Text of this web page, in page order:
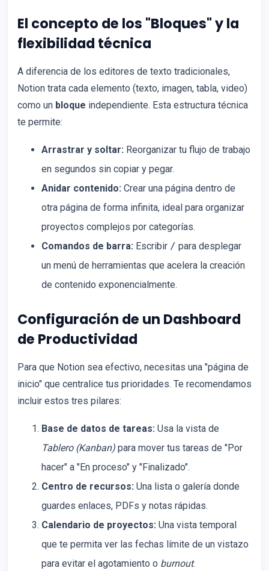
El concepto de los "Bloques" y la
flexibilidad técnica
A diferencia de los editores de texto tradicionales,
Notion trata cada elemento (texto, imagen, tabla, video)
como un bloque independiente. Esta estructura técnica
te permite:
Arrastrar y soltar: Reorganizar tu flujo de trabajo
en segundos sin copiar y pegar.
Anidar contenido: Crear una página dentro de
otra página de forma infinita, ideal para organizar
proyectos complejos por categorías.
Comandos de barra: Escribir / para desplegar
un menú de herramientas que acelera la creación
de contenido exponencialmente.
Configuración de un Dashboard
de Productividad
Para que Notion sea efectivo, necesitas una "página de
inicio" que centralice tus prioridades. Te recomendamos
incluir estos tres pilares:
Base de datos de tareas: Usa la vista de
Tablero (Kanban) para mover tus tareas de "Por
hacer" a "En proceso" y "Finalizado".
Centro de recursos: Una lista o galería donde
guardes enlaces, PDFs y notas rápidas.
Calendario de proyectos: Una vista temporal
que te permita ver las fechas límite de un vistazo
para evitar el agotamiento o burnout.